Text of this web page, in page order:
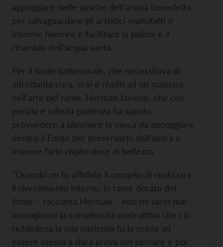
appoggiare nelle vasche dell’acqua benedetta
per salvaguardare gli artistici manufatti e
insieme favorire e facilitare la pulizia e il
ricambio dell’acqua santa.
Per il fonte battesimale, che necessitava di
altrettanta cura, ci si è rivolti ad un maestro
nell’arte del rame, Herman Lorenzi, che con
perizia e infinita pazienza ha saputo
provvedere a plasmare la vasca da appoggiare
dentro il Fonte per preservarlo dall’usura e
insieme farlo risplendere di bellezza.
“Quando mi fu affidato il compito di realizzare
il rivestimento interno, in rame dorato del
fonte – racconta Herman – non mi sarei mai
immaginato la complessità costruttiva che ciò
richiedeva:la mia pazienza fu la prima ad
essere messa a dura prova nel cercare e poi